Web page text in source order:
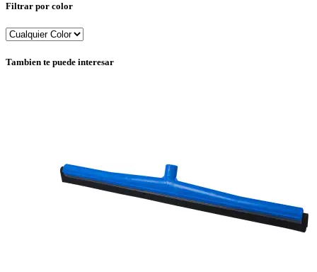
Filtrar por color
Tambien te puede interesar